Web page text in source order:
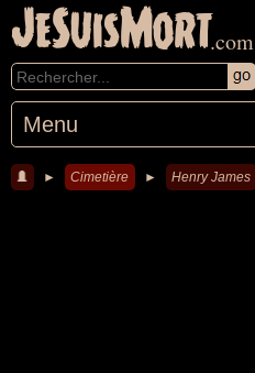
JeSuisMort.com
Menu
► Cimetière ► Henry James